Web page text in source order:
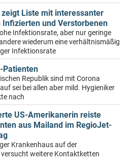
Liste mit interessanter
Infizierten und Verstorbenen
Infektionsrate, aber nur geringe
wiederum eine verhältnismäßig
Infektionsrate
Patienten
Republik sind mit Corona
sei bei allen aber mild. Hygieniker
nach
US-Amerikanerin reiste
aus Mailand im RegioJet-
Krankenhaus auf der
weitere Kontaktketten